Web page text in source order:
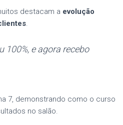
destacam a evolução
.
100%, e agora recebo
7, demonstrando como o curso
no salão.